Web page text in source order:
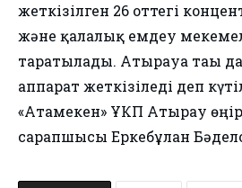
жеткізілген 26 оттегі
және қалалық емдеу
таратылады. Атырауға тағы
аппарат жеткізіледі деп
«Атамекен» ҰКП Атырау
сарапшысы Еркебұлан